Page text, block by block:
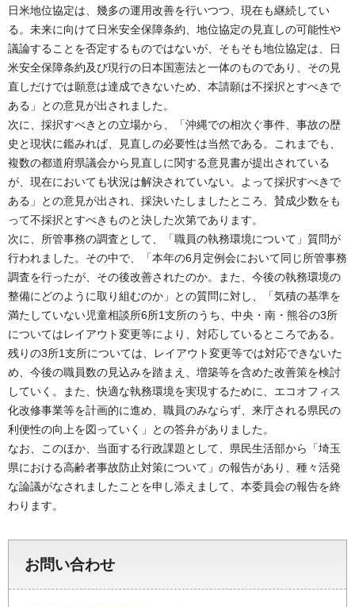
日米地位協定は、幾多の運用改善を行いつつ、現在も継続してい
る。未来に向けて日米安全保障条約、地位協定の見直しの可能性や
議論することを否定するものではないが、そもそも地位協定は、日
米安全保障条約及び現行の日本国憲法と一体のものであり、その見
直しだけでは願意は達成できないため、本請願は不採択とすべきで
ある」との意見が出されました。
次に、採択すべきとの立場から、「沖縄での相次ぐ事件、事故の歴
史と現状に鑑みれば、見直しの必要性は当然である。これまでも、
複数の都道府県議会から見直しに関する意見書が提出されている
が、現在においても状況は解決されていない。よって採択すべきで
ある」との意見が出され、採決いたしましたところ、賛成少数をも
って不採択とすべきものと決した次第であります。
次に、所管事務の調査として、「職員の執務環境について」質問が
行われました。その中で、「本年の6月定例会において同じ所管事務
調査を行ったが、その後改善されたのか。また、今後の執務環境の
整備にどのように取り組むのか」との質問に対し、「気積の基準を
満たしていない児童相談所6所1支所のうち、中央・南・熊谷の3所
についてはレイアウト変更等により、対応しているところである。
残りの3所1支所については、レイアウト変更等では対応できないた
め、今後の職員数の見込みを踏まえ、増築等を含めた改善策を検討
していく。また、快適な執務環境を実現するために、エコオフィス
化改修事業等を計画的に進め、職員のみならず、来庁される県民の
利便性の向上を図っていく」との答弁がありました。
なお、このほか、当面する行政課題として、県民生活部から「埼玉
県における高齢者事故防止対策について」の報告があり、種々活発
な論議がなされましたことを申し添えまして、本委員会の報告を終
わります。
お問い合わせ